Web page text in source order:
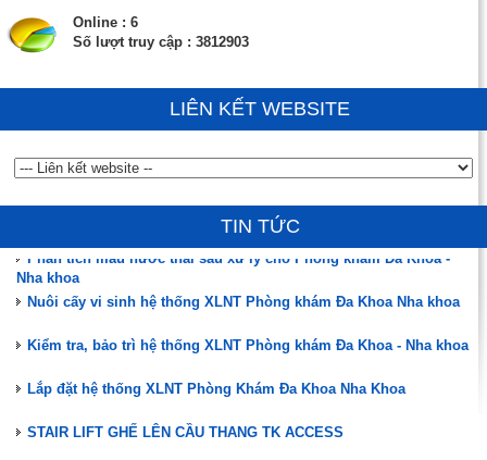
Online : 6
Số lượt truy cập : 3812903
LIÊN KẾT WEBSITE
TIN TỨC
Đào tạo, hướng dẫn vận hành, chuyển giao công nghệ
ĐÃ CÓ HÀNG MÀNG MBR MEMSTAR (SINGAPORE)
Phân tích mẫu nước thải sau xử lý cho Phòng khám Đa Khoa -
Nha khoa
Nuôi cấy vi sinh hệ thống XLNT Phòng khám Đa Khoa Nha khoa
Kiểm tra, bảo trì hệ thống XLNT Phòng khám Đa Khoa - Nha khoa
Lắp đặt hệ thống XLNT Phòng Khám Đa Khoa Nha Khoa
STAIR LIFT GHẾ LÊN CẦU THANG TK ACCESS